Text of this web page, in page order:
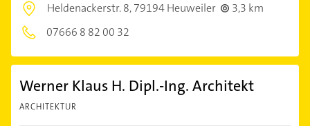
Heldenackerstr. 8,79194 Heuweiler
3,3 km
07666 8 82 00 32
Werner Klaus H. Dipl.-Ing. Architekt
ARCHITEKTUR